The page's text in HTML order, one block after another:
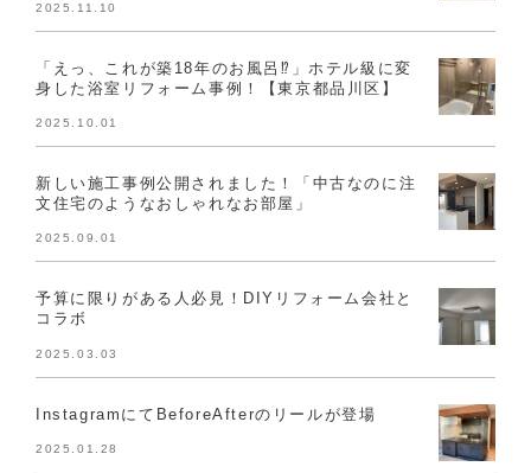
2025.11.10
「えっ、これが築18年のお風呂⁉」ホテル級に変
身した浴室リフォーム事例！【東京都品川区】
2025.10.01
新しい施工事例公開されました！「中古なのに注
文住宅のようなおしゃれなお部屋」
2025.09.01
予算に限りがある人必見！DIYリフォーム会社と
コラボ
2025.03.03
InstagramにてBeforeAfterのリールが登場
2025.01.28